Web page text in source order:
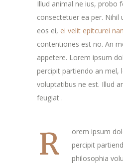
Illud animal ne ius, probo
consectetuer ea per. Nihil
eos ei, ei velit epitcurei
contentiones est no. An
appetere. Lorem ipsum
percipit partiendo an mel,
voluptatibus ne est. Illud
feugiat .
R
orem ipsum
percipit
philosophia